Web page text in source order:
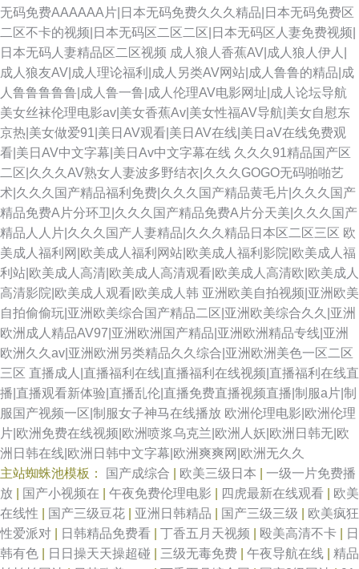
无码免费AAAAAA片|日本无码免费久久久精品|日本无码免费区
二区不卡的视频|日本无码区二区二区|日本无码区人妻免费视频|
日本无码人妻精品区二区视频 成人狼人香蕉AV|成人狼人伊人|
成人狼友AV|成人理论福利|成人另类AV网站|成人鲁鲁的精品|成
人鲁鲁鲁鲁鲁|成人鲁一鲁|成人伦理AV电影网址|成人论坛导航
美女丝袜伦理电影av|美女香蕉Av|美女性福AV导航|美女自慰东
京热|美女做爱91|美日AV观看|美日AV在线|美日aV在线免费观
看|美日AV中文字幕|美日Av中文字幕在线 久久久91精品国产区
二区|久久久AV熟女人妻波多野结衣|久久久GOGO无码啪啪艺
术|久久久国产精品福利免费|久久久国产精品黄毛片|久久久国产
精品免费A片分环卫|久久久国产精品免费A片分天美|久久久国产
精品人人片|久久久国产人妻精品|久久久精品日本区二区三区 欧
美成人福利网|欧美成人福利网站|欧美成人福利影院|欧美成人福
利站|欧美成人高清|欧美成人高清观看|欧美成人高清欧|欧美成人
高清影院|欧美成人观看|欧美成人韩 亚洲欧美自拍视频|亚洲欧美
自拍偷偷玩|亚洲欧美综合国产精品二区|亚洲欧美综合久久|亚洲
欧洲成人精品AV97|亚洲欧洲国产精品|亚洲欧洲精品专线|亚洲
欧洲久久av|亚洲欧洲另类精品久久综合|亚洲欧洲美色一区二区
三区 直播成人|直播福利在线|直播福利在线视频|直播福利在线直
播|直播观看新体验|直播乱伦|直播免费直播视频直播|制服a片|制
服国产视频一区|制服女子神马在线播放 欧洲伦理电影|欧洲伦理
片|欧洲免费在线视频|欧洲喷浆乌克兰|欧洲人妖|欧洲日韩无|欧
洲日韩在线|欧洲日韩中文字幕|欧洲爽爽网|欧洲无久久
主站蜘蛛池模板：
国产成综合 欧美三级日本
一级一片免费播
放
国产小视频在 午夜免费伦理电影 四虎最新在线观看
欧美
在线性
国产三级豆花 亚洲日韩精品 国产三级三级
欧美疯狂
性爱派对
日韩精品免费看 丁香五月天视频 殴美高清不卡
日
韩有色
日日操天天操超碰 三级无毒免费 午夜导航在线
精品